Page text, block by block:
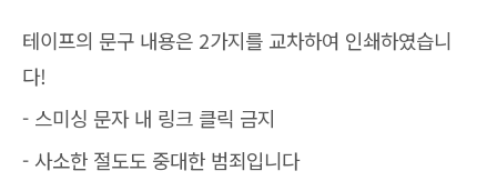
테이프의 문구 내용은 2가지를 교차하여 인쇄하였습니
다!
- 스미싱 문자 내 링크 클릭 금지
- 사소한 절도도 중대한 범죄입니다